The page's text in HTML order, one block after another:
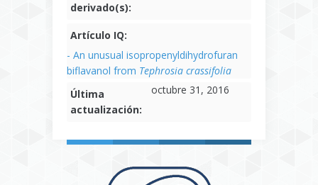
derivado(s):
Artículo IQ:
- An unusual isopropenyldihydrofuran
biflavanol from Tephrosia crassifolia
Última
actualización:
octubre 31, 2016